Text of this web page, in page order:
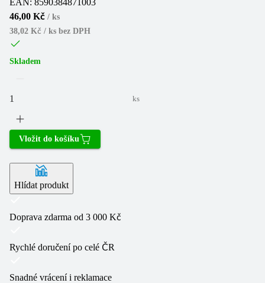
EAN: 8590384871003
46,00 Kč / ks
38,02 Kč / ks bez DPH
Skladem
ks
Vložit do košíku
Hlídat produkt
Doprava zdarma od 3 000 Kč
Rychlé doručení po celé ČR
Snadné vrácení i reklamace